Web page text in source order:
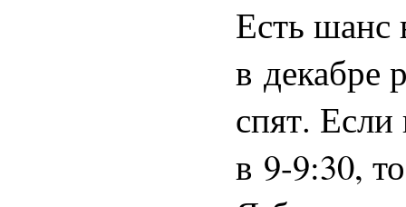
Есть шанс
в декабре
спят.
в 9-9:30,